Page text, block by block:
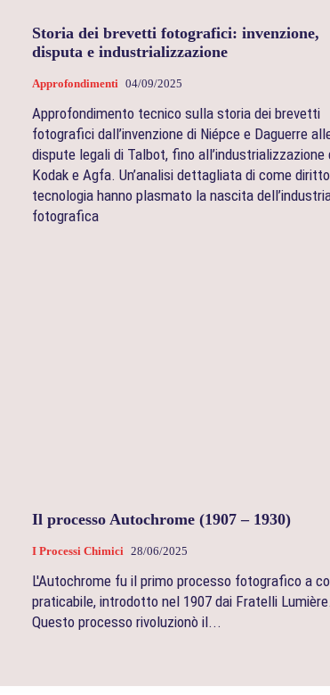
Storia dei brevetti fotografici: invenzione,
disputa e industrializzazione
Approfondimenti 04/09/2025
Approfondimento tecnico sulla storia dei brevetti
fotografici dall’invenzione di Niépce e Daguerre
dispute legali di Talbot, fino all’industrializzazione
Kodak e Agfa. Un’analisi dettagliata di come
tecnologia hanno plasmato la nascita
fotografica
Il processo Autochrome (1907 – 1930)
I Processi Chimici 28/06/2025
L'Autochrome fu il primo processo fotografico a
praticabile, introdotto nel 1907 dai Fratelli Lumière.
Questo processo rivoluzionò il...